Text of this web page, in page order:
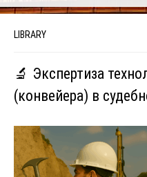
LIBRARY
🔬 Экспертиза
(конвейера) в